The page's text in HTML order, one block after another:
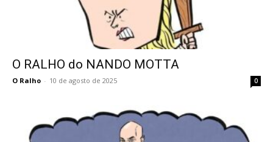
O RALHO do NANDO MOTTA
O Ralho - 10 de agosto de 2025 0